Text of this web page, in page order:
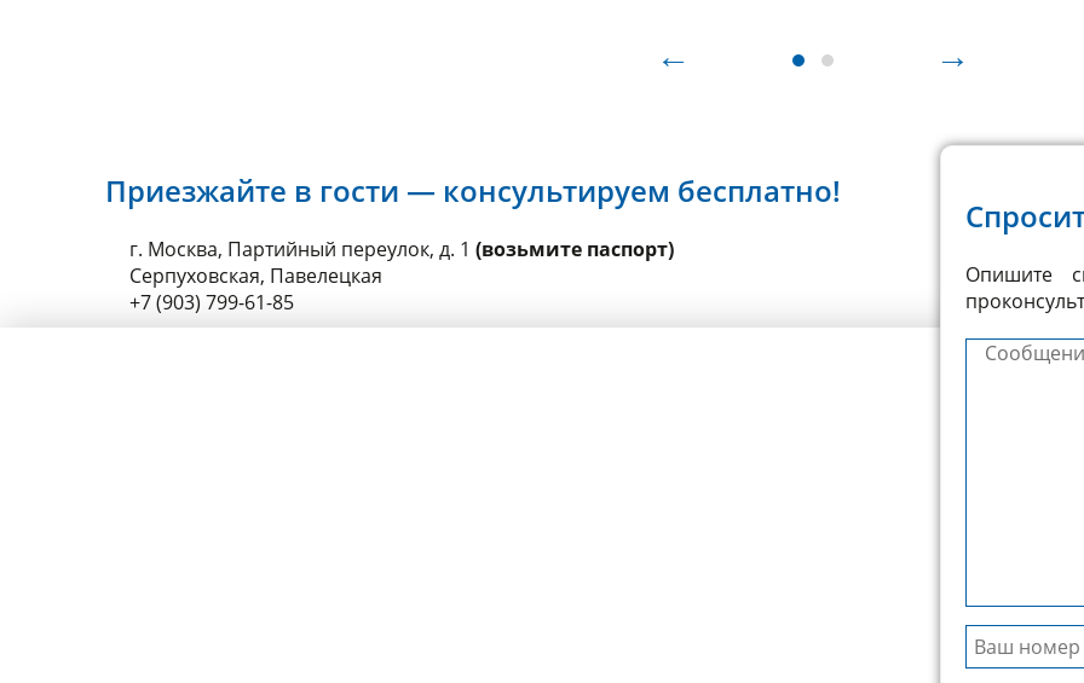
← →
Приезжайте в гости — консультируем бесплатно!
г. Москва, Партийный переулок, д. 1 (возьмите паспорт)
Серпуховская, Павелецкая
+7 (903) 799-61-85
Опишите
Сообщение